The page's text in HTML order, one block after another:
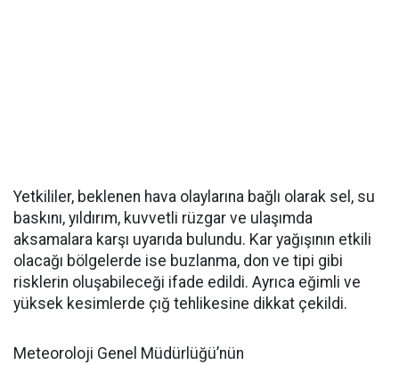
Yetkililer, beklenen hava olaylarına bağlı olarak sel, su
baskını, yıldırım, kuvvetli rüzgar ve ulaşımda
aksamalara karşı uyarıda bulundu. Kar yağışının etkili
olacağı bölgelerde ise buzlanma, don ve tipi gibi
risklerin oluşabileceği ifade edildi. Ayrıca eğimli ve
yüksek kesimlerde çığ tehlikesine dikkat çekildi.
Meteoroloji Genel Müdürlüğü’nün